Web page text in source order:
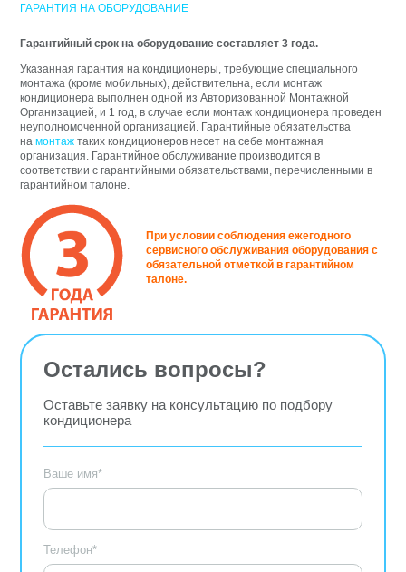
ГАРАНТИЯ НА ОБОРУДОВАНИЕ
Гарантийный срок на оборудование составляет 3 года.
Указанная гарантия на кондиционеры, требующие специального
монтажа (кроме мобильных), действительна, если монтаж
кондиционера выполнен одной из Авторизованной Монтажной
Организацией, и 1 год, в случае если монтаж кондиционера проведен
неуполномоченной организацией. Гарантийные обязательства
на монтажтаких кондиционеров несет на себе монтажная
организация. Гарантийное обслуживание производится в
соответствии с гарантийными обязательствами, перечисленными в
гарантийном талоне.
При условии соблюдения ежегодного
сервисного обслуживания оборудования с
обязательной отметкой в гарантийном
талоне.
Остались вопросы?
Оставьте заявку на консультацию по подбору
кондиционера
Ваше имя*
Телефон*